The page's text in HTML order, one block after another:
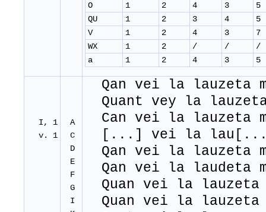
O
1 2 4 3
5
QU
1 2 3 4
5
V
1 2 4 3
7
WX
1 2 / /
/
a
1 2 4 3 5
I, 1
v. 1
A
C
D
E
F
G
I
Qan vei la lauzeta
Quant vey la lauzeta
Can vei la lauzeta
[...] vei la lau[...]
Qan vei la lauzeta
Qan vei la laudeta
Quan vei la lauzeta
Quan vei la lauzeta